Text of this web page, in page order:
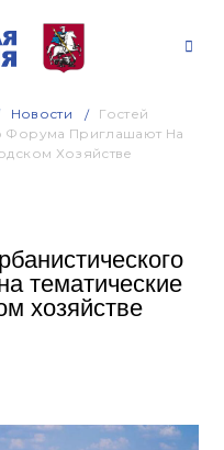
Новости
Гостей
Форума Приглашают На
Хозяйстве
тематические
хозяйстве